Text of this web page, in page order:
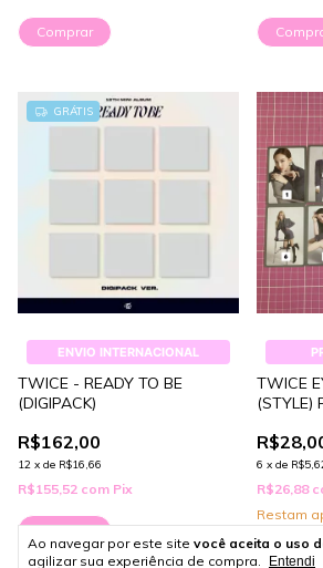
Ao navegar por este site você aceita o uso
agilizar sua experiência de compra.
Entendi
Comprar
GRÁTIS
ENVIO INTERNACIONAL
TWICE - READY TO BE
(DIGIPACK)
R$162,00
12 x de R$16,66
R$155,52 com Pix
Comprar
TWICE
(STYLE)
6 x de
R$26,88
Restam
Comprar